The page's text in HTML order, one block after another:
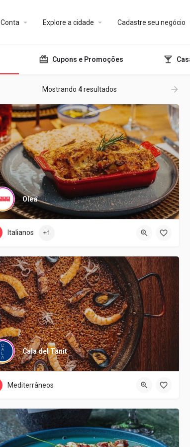
Conta Explore a cidade Cadastre seu negócio
Cupons e Promoções
Mostrando 4resultados
Olea
Italianos +1
Cala del Tanit
Mediterrâneos